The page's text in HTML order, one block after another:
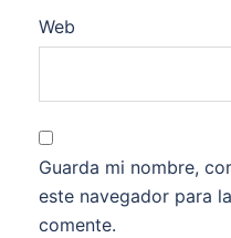
Web
Guarda mi nombre,
este navegador para
comente.